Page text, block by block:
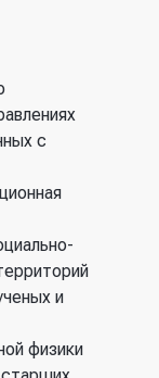
с
и
физики